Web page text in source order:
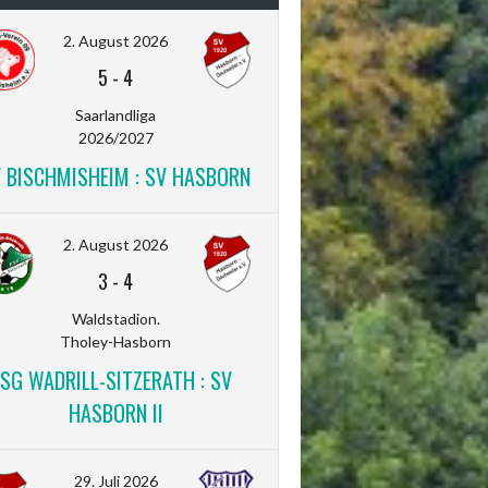
2. August 2026
5 - 4
Saarlandliga
2026/2027
BISCHMISHEIM : SV HASBORN
2. August 2026
3 - 4
Waldstadion.
Tholey-Hasborn
SG WADRILL-SITZERATH : SV
HASBORN II
29. Juli 2026